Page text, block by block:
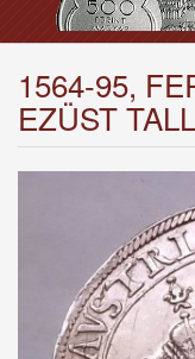
1564-95,
EZÜST